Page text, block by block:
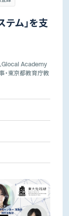
ム」を支
Glocal Academy
・東京都教育庁教